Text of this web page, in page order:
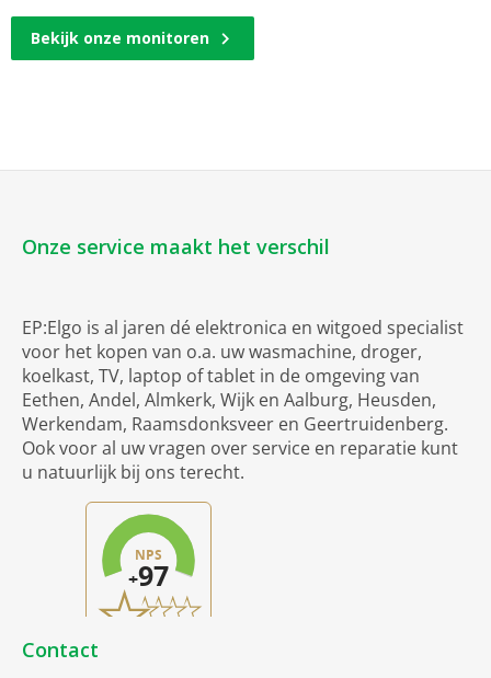
Bekijk onze monitoren
Onze service maakt het verschil
EP:Elgo is al jaren dé elektronica en witgoed specialist
voor het kopen van o.a. uw wasmachine, droger,
koelkast, TV, laptop of tablet in de omgeving van
Eethen, Andel, Almkerk, Wijk en Aalburg, Heusden,
Werkendam, Raamsdonksveer en Geertruidenberg.
Ook voor al uw vragen over service en reparatie kunt
u natuurlijk bij ons terecht.
Contact